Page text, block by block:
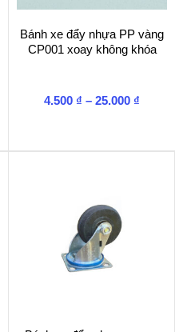
Bánh xe đẩy nhựa PP vàng
CP001 xoay không khóa
4.500 ₫ – 25.000 ₫